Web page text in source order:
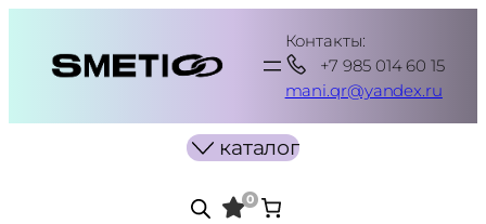
содержимому
Контакты:
+7 985 014 60 15
mani.qr@yandex.ru
каталог
0